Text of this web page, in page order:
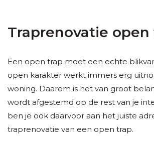
Traprenovatie open
Een open trap moet een echte
open karakter werkt immers erg
woning. Daarom is het van groot
wordt afgestemd op de rest van je
ben je ook daarvoor aan het juiste
traprenovatie van een open trap.